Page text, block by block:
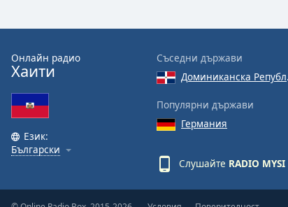
Style
Font
Family
Онлайн радио
Хаити
Език:
Български
Съседни държави
Доминиканска Република
Популярни държави
Германия
Слушайте RADIO MYSI